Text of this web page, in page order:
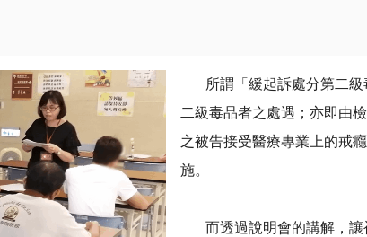
所謂「緩起訴處分第二級
二級毒品者之處遇；亦即由
之被告接受醫療專業上的戒
施。
而透過說明會的講解，讓